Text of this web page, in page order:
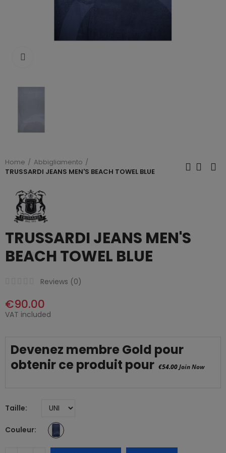
Home
Abbigliamento
TRUSSARDI JEANS MEN'S BEACH TOWEL BLUE
TRUSSARDI JEANS MEN'S
BEACH TOWEL BLUE
Reviews (0)
€90.00
VAT included
Devenez membre Gold pour
obtenir ce produit pour €54.00Join Now
Taille
Couleur